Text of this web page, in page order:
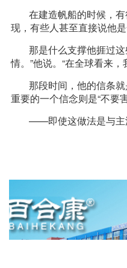
在建造帆船的时候，
现，有些人甚至直接说他是
那是什么支撑他捱过
情。”他说。“在全球看来
那段时间，他的信条
重要的一个信念则是“不要
——即使这做法是与主